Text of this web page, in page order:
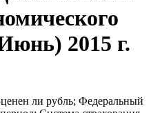
2015 г.
ли рубль; Федеральный